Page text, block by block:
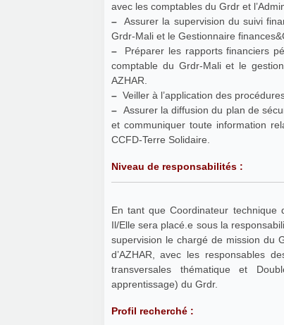
avec les comptables du Grdr et
– Assurer la supervision du suivi
Grdr-Mali et le Gestionnaire
– Préparer les rapports financiers
comptable du Grdr-Mali et le gestionnaire finances&Contrats basé à Dakar et l’Administrateur/Finances
AZHAR.
– Veiller à l’application des
– Assurer la diffusion du plan de
et communiquer toute information
CCFD-Terre Solidaire.
Niveau de responsabilités :
En tant que Coordinateur
Il/Elle sera placé.e sous la
supervision le chargé de mission du
d’AZHAR, avec les responsables des autres programmes du Grdr au Mali ainsi qu’avec les équipes
transversales thématique et
apprentissage) du Grdr.
Profil recherché :